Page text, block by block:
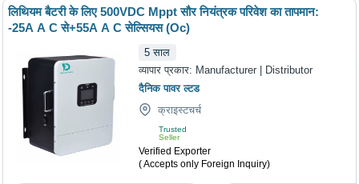
लिथियम बैटरी के लिए 500VDC Mppt सौर नियंत्रक परिवेश का तापमान:
-25A A C से+55A A C सेल्सियस (Oc)
5 साल
व्यापार प्रकार: Manufacturer | Distributor
दैनिक पावर ल्टड
क्राइस्टचर्च
Trusted
Seller
Verified Exporter
( Accepts only Foreign Inquiry)